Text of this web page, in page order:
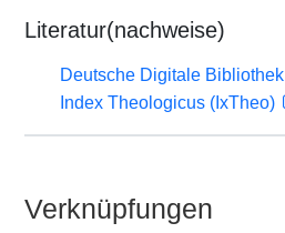
Literatur(nachweise)
Deutsche Digitale Bibliothek
Index Theologicus (IxTheo)
Verknüpfungen